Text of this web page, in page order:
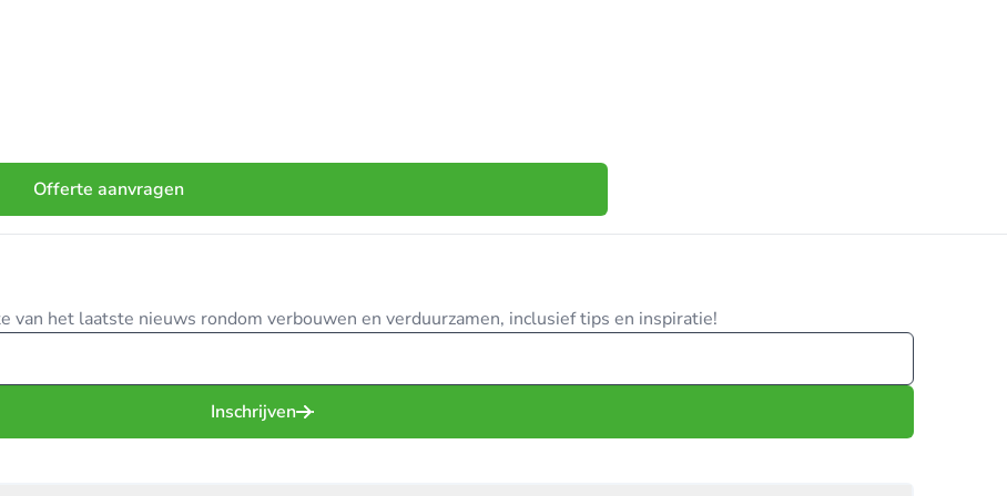
Offerte aanvragen
van het laatste nieuws rondom verbouwen en verduurzamen, inclusief tips en inspiratie!
Inschrijven